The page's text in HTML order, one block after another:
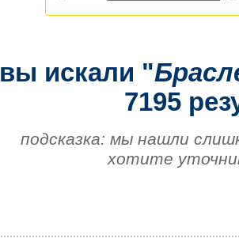
вы искали "
7195
подсказка: мы нашли
хотите